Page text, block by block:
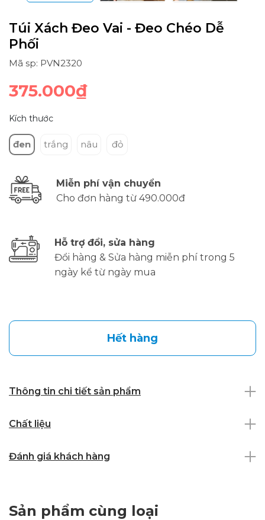
Túi Xách Đeo Vai - Đeo Chéo Dễ
Phối
Mã sp: PVN2320
375.000₫
Kích thước
đen trắng nâu đỏ
Miễn phí vận chuyển
Cho đơn hàng từ 490.000đ
Hỗ trợ đổi, sửa hàng
Đổi hàng & Sửa hàng miễn phí trong 5
ngày kể từ ngày mua
Hết hàng
Thông tin chi tiết sản phẩm
Chất liệu
Đánh giá khách hàng
Sản phẩm cùng loại